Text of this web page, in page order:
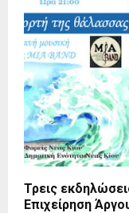
Τρεις
Επιχείρηση